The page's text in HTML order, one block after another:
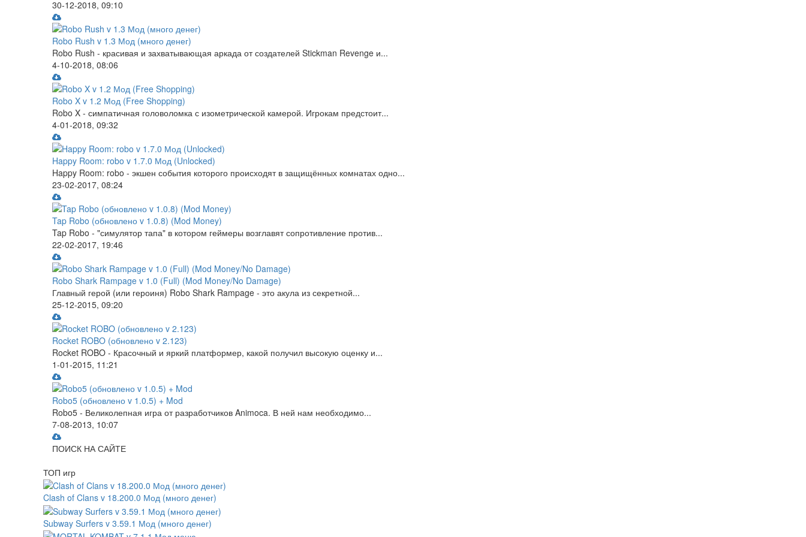
30-12-2018, 09:10
Robo Rush v 1.3 Мод (много денег)
Robo Rush - красивая и захватывающая аркада от создателей Stickman Revenge и...
4-10-2018, 08:06
Robo X v 1.2 Мод (Free Shopping)
Robo X - симпатичная головоломка с изометрической камерой. Игрокам предстоит...
4-01-2018, 09:32
Happy Room: robo v 1.7.0 Мод (Unlocked)
Happy Room: robo - экшен события которого происходят в защищённых комнатах одно...
23-02-2017, 08:24
Tap Robo (обновлено v 1.0.8) (Mod Money)
Tap Robo - "симулятор тапа" в котором геймеры возглавят сопротивление против...
22-02-2017, 19:46
Robo Shark Rampage v 1.0 (Full) (Mod Money/No Damage)
Главный герой (или героиня) Robo Shark Rampage - это акула из секретной...
25-12-2015, 09:20
Rocket ROBO (обновлено v 2.123)
Rocket ROBO - Красочный и яркий платформер, какой получил высокую оценку и...
1-01-2015, 11:21
Robo5 (обновлено v 1.0.5) + Mod
Robo5 - Великолепная игра от разработчиков Animoca. В ней нам необходимо...
7-08-2013, 10:07
ПОИСК НА САЙТЕ
ТОП игр
Clash of Clans v 18.200.0 Мод (много денег)
Subway Surfers v 3.59.1 Мод (много денег)